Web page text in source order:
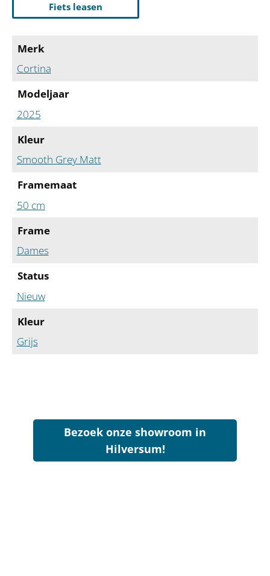
Fiets leasen
Merk
Cortina
Modeljaar
2025
Kleur
Smooth Grey Matt
Framemaat
50 cm
Frame
Dames
Status
Nieuw
Kleur
Grijs
Bezoek onze showroom in
Hilversum!